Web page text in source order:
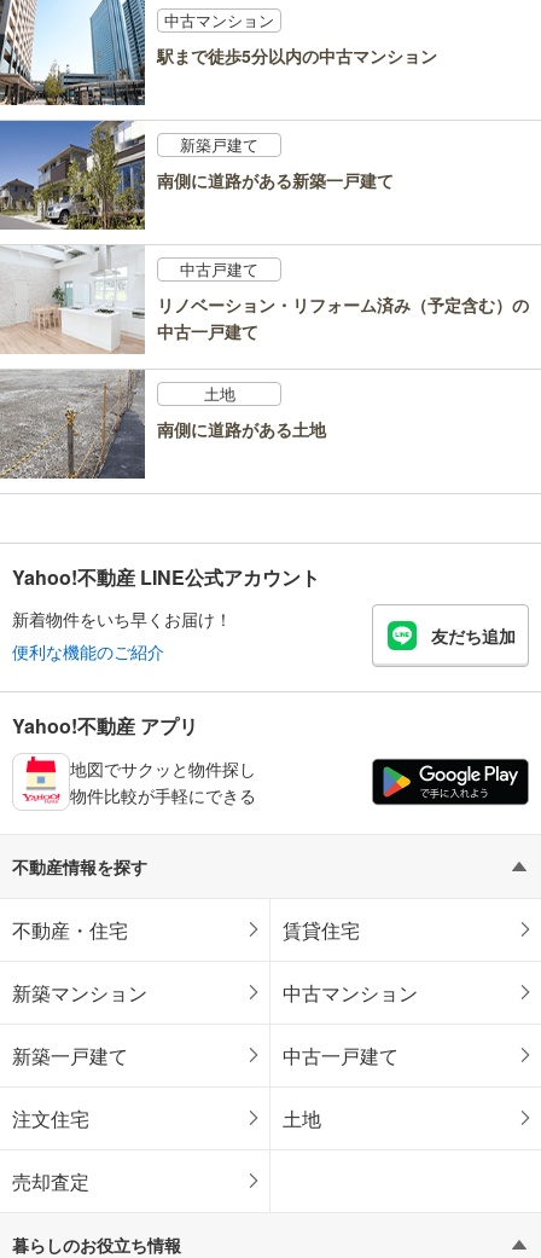
中古マンション
駅まで徒歩5分以内の中古マンション
新築戸建て
南側に道路がある新築一戸建て
中古戸建て
リノベーション・リフォーム済み（予定含む）の
中古一戸建て
土地
南側に道路がある土地
Yahoo!不動産 LINE公式アカウント
新着物件をいち早くお届け！
便利な機能のご紹介
友だち追加
Yahoo!不動産 アプリ
地図でサクッと物件探し
物件比較が手軽にできる
不動産情報を探す
不動産・住宅 賃貸住宅
新築マンション 中古マンション
新築一戸建て 中古一戸建て
注文住宅 土地
売却査定
暮らしのお役立ち情報